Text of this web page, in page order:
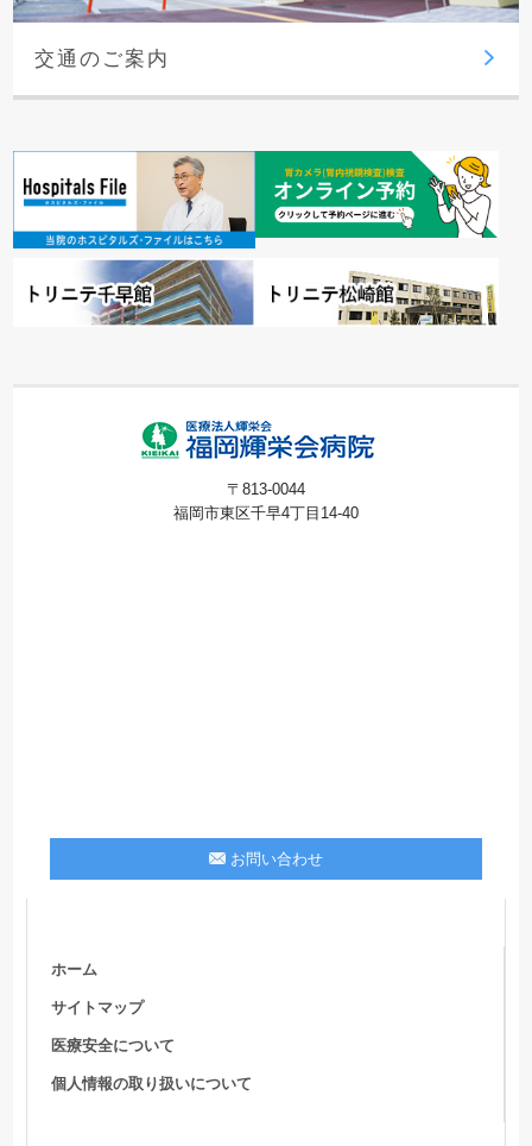
交通のご案内
〒813-0044
福岡市東区千早4丁目14-40
お問い合わせ
ホーム
サイトマップ
医療安全について
個人情報の取り扱いについて